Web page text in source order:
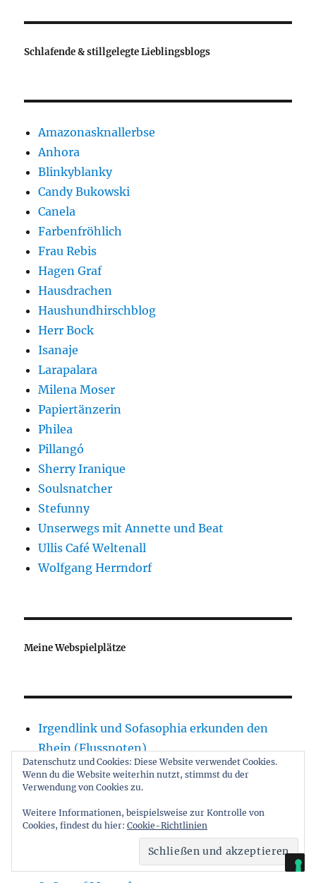
Schlafende & stillgelegte Lieblingsblogs
Amazonasknallerbse
Anhora
Blinkyblanky
Candy Bukowski
Canela
Farbenfröhlich
Frau Rebis
Hagen Graf
Hausdrachen
Haushundhirschblog
Herr Bock
Isanaje
Larapalara
Milena Moser
Papiertänzerin
Philea
Pillangó
Sherry Iranique
Soulsnatcher
Stefunny
Unserwegs mit Annette und Beat
Ullis Café Weltenall
Wolfgang Herrndorf
Meine Webspielplätze
Irgendlink und Sofasophia erkunden den
Rhein (Flussnoten)
pixartix – dAS bilderblog
Sofasophia appt die Welt – Bilderblog
Sofasophias Fotogalerie
Sofasophien – das 1. Blog
SoSos Pix auf Pixartix
Datenschutz und Cookies: Diese Website verwendet Cookies.
Wenn du die Website weiterhin nutzt, stimmst du der
Verwendung von Cookies zu.
Weitere Informationen, beispielsweise zur Kontrolle von
Cookies, findest du hier: Cookie-Richtlinien